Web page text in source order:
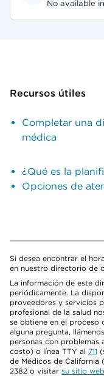
No available
Recursos útiles
Completar una
médica
¿Qué es la
Opciones de
Si desea encontrar el
en nuestro directorio de
La información de este
periódicamente. La
proveedores y servicios
profesional de la salud
se obtiene en el proceso
alguna pregunta,
personas con
costo) o línea TTY al 711
de Médicos de California
2382 o visitar su sitio web